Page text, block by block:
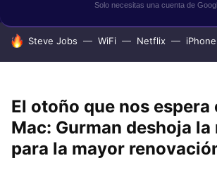
HOY SE HABLA DE
Steve Jobs WiFi Netflix iPhone
El otoño que nos espera
Mac: Gurman deshoja
para la mayor
Solo necesitas una cuenta de